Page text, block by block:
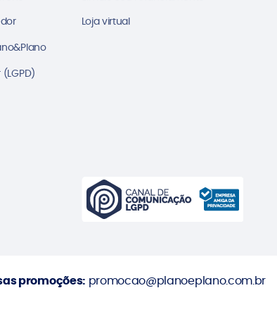
Loja virtual
promoções: promocao@planoeplano.com.br